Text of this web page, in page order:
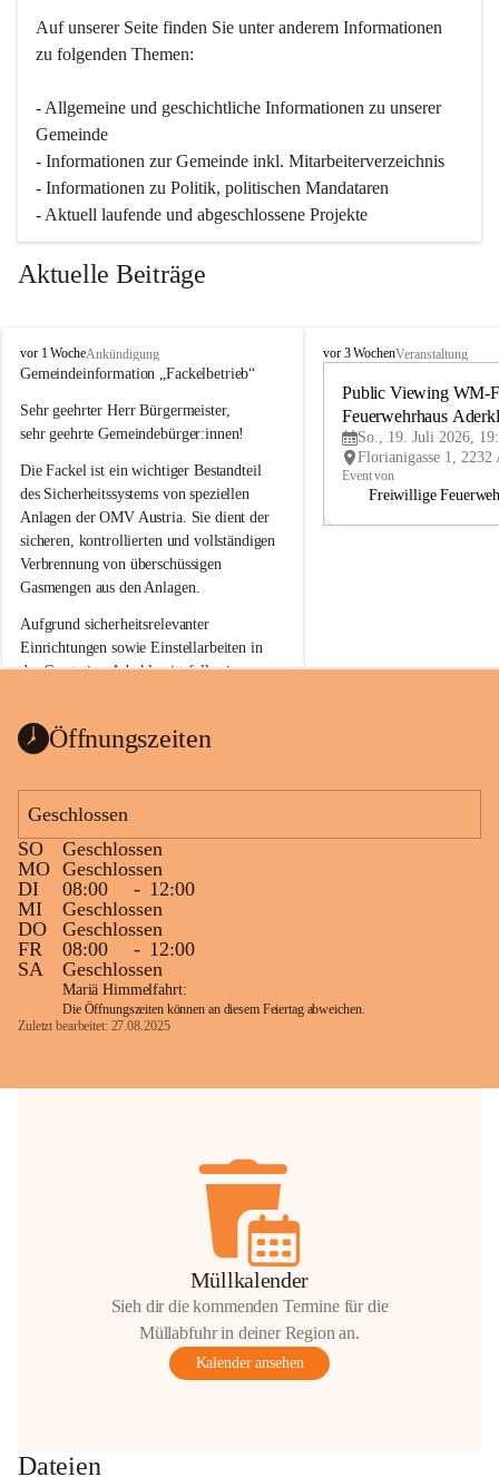
Auf unserer Seite finden Sie un­ter an­de­rem Informationen
zu folgenden Themen:
- Allgemeine und geschichtliche Informationen zu unserer
Gemeinde
- Informationen zur Gemeinde inkl. Mitarbeiterverzeichnis
- Informationen zu Politik, politischen Mandataren
- Aktuell laufende und abgeschlossene Projekte
Aktuelle Beiträge
A
d
r
k
a
a
vor 1 WocheAnkündigung
Gemeindeinformation „Fackelbetrieb“
Sehr geehrter Herr Bürgermeister,
sehr geehrte Gemeindebürger:innen!
Die Fackel ist ein wichtiger Bestandteil
des Sicherheitssystems von speziellen
Anlagen der OMV Austria. Sie dient der
sicheren, kontrollierten und vollständigen
Verbrennung von überschüssigen
Gasmengen aus den Anlagen.
Aufgrund sicherheitsrelevanter
Einrichtungen sowie Einstellarbeiten in
der Gasstation Aderklaa ist fallweise
kommenden Tagen und Wochen wird
sein.
Die OMV Austria ist bemüht, für die
Bevölkerung ungewohnte, jedoch
technisch notwendige Betriebszustände so
kurz wie möglich zu halten.
Wir bitten daher die umliegende
Bevölkerung um Verständnis.
Glück Auf!
GmbH
anrainer-service@omv.com
Bei Fragen, Anliegen oder Beschwerden.
Wartungsarbeiten
A
vor 3 WochenVeranstaltung
Public Viewing WM-
Feuerwehrhaus
So., 19. Juli 2026,
Event von
Freiwillige
Öffnungszeiten
Geschlossen
SO
Geschlossen
MO Geschlossen
DI
08:00 - 12:00
MI
Geschlossen
DO
Geschlossen
FR
08:00 - 12:00
SA
Geschlossen
Mariä Himmelfahrt:
Die Öffnungszeiten können an diesem Feiertag abweichen.
Zuletzt bearbeitet: 27.08.2025
Müllkalender
Sieh dir die kommenden Termine für die
Müllabfuhr in deiner Region an.
Kalender ansehen
Dateien